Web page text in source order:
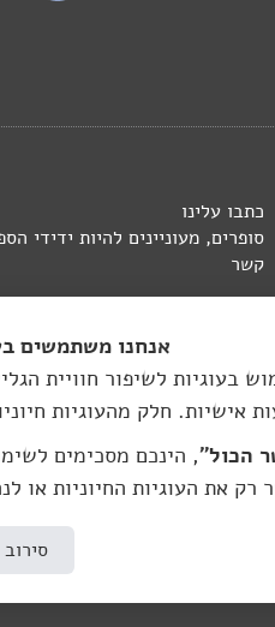
כתבו עלינו
סופרים, מעוניינים להיות ידידי
קשר
בברלין:
ללא הסכמה מראש ובכתב שלי ושל
אנחנו משתמשים
בעוגיות לשיפור חוויית
אישיות. חלק מהעוגיות
הכול”, הינכם מסכימים
רק את העוגיות החיוניות או
סירוב